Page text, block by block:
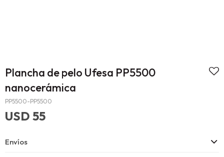
Plancha de pelo Ufesa PP5500
nanocerámica
PP5500-PP5500
USD 55
Envíos